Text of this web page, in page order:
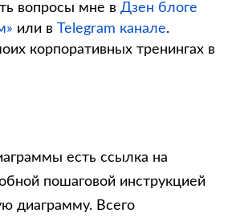
вопросы мне в Дзен блоге
или в Telegram канале.
корпоративных тренингах в
есть ссылка на
пошаговой инструкцией
диаграмму. Всего